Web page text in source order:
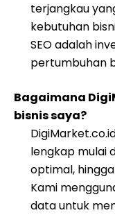
terjangkau
kebutuhan
SEO adalah
pertumbuhan
Bagaimana
bisnis saya?
lengkap mulai
optimal,
Kami
data untuk